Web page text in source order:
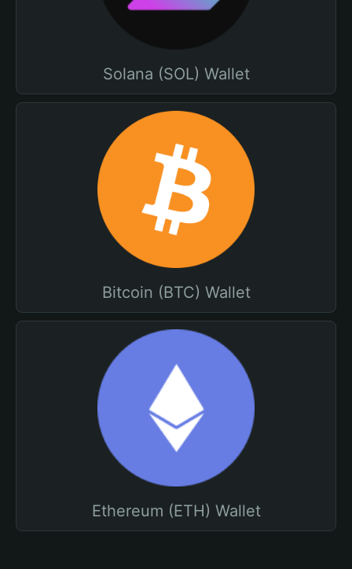
Solana (SOL) Wallet
Bitcoin (BTC) Wallet
Ethereum (ETH) Wallet